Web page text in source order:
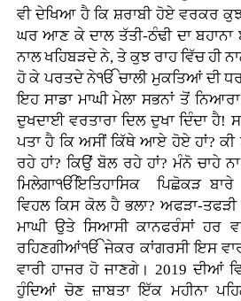
ਵੀ ਦੇਖਿਆ ਹੈ ਕਿ ਸ਼ਰਾਬੀ ਹੋਏ ਵਰਕਰ
ਘਰ ਆਣ ਕੇ ਦਾਲ ਤੱਤੀ-ਠੰਢੀ ਦਾ
ਨਾਲ ਖਹਿਬੜਦੇ ਨੇ, ਤੇ ਕੁਝ ਰਾਹ ਵਿੱਚ ਹੀ
ਹੋ ਕੇ ਪਰਤਦੇ ਨੇੴ ਚਾਲੀ ਮੁਕਤਿਆਂ ਦੀ
ਇਹ ਸਾਡਾ ਮਾਘੀ ਮੇਲਾ ਸਭਨਾਂ ਤੋਂ
ਦੁਖਦਾਈ ਵਰਤਾਰਾ ਦਿਲ ਦੁਖਾ ਦਿੰਦਾ ਹੈ!
ਪਤਾ ਹੈ ਕਿ ਅਸੀਂ ਕਿੱਥੇ ਆਏ ਹੋਏ ਹਾਂ?
ਰਹੇ ਹਾਂ? ਕਿਉਂ ਬੋਲ ਰਹੇ ਹਾਂ? ਮੰਨੋ ਚਾਹੇ
ਮਿਲੇਗਾੴਇਤਿਹਾਸਿਕ ਪਿਛੋਕੜ
ਵਿਹਲ ਕਿਸ ਕੋਲ ਹੈ ਭਲਾ? ਅਫੜਾ-
ਮਾਘੀ ਉਤੇ ਸਿਆਸੀ ਕਾਨਫਰੰਸਾਂ
ਰਹਿਣਗੀਆਂੴ ਜੇਕਰ ਕਾਂਗਰਸੀ ਇਸ
ਵਾਰੀ ਹਾਜਰ ਹੋ ਜਾਣਗੇ। 2019 ਦੀਆਂ
ਹੁੰਦਿਆਂ ਚੋਣ ਜ਼ਾਬਤਾ ਇੱਕ ਮਹੀਨਾ